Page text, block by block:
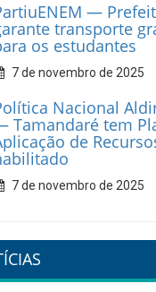
—
transporte
os estudantes
7 de novembro de 2025
Nacional
Tamandaré tem
de
7 de novembro de 2025